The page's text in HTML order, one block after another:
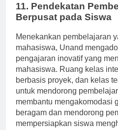
11. Pendekatan
Berpusat pada Siswa
Menekankan pembelajaran
mahasiswa, Unand
pengajaran inovatif yang
mahasiswa. Ruang kelas
berbasis proyek, dan kelas
untuk mendorong
membantu mengakomodasi
beragam dan mendorong
mempersiapkan siswa